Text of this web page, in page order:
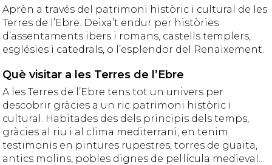
Aprèn a través del patrimoni històric i cultural de les
Terres de l’Ebre. Deixa’t endur per històries
d’assentaments ibers i romans, castells templers,
esglésies i catedrals, o l’esplendor del Renaixement.
Què visitar a les Terres de l’Ebre
A les Terres de l’Ebre tens tot un univers per
descobrir gràcies a un ric patrimoni històric i
cultural. Habitades des dels principis dels temps,
gràcies al riu i al clima mediterrani, en tenim
testimonis en pintures rupestres, torres de guaita,
antics molins, pobles dignes de pel·lícula medieval...